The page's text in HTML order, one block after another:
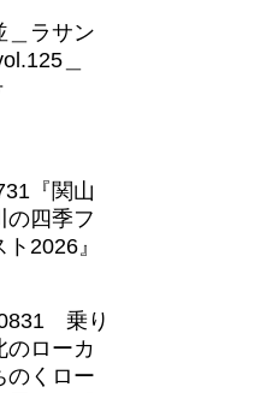
＿ラサン
＿
『関山
の四季フ
2026』
乗り
のローカ
のくロー